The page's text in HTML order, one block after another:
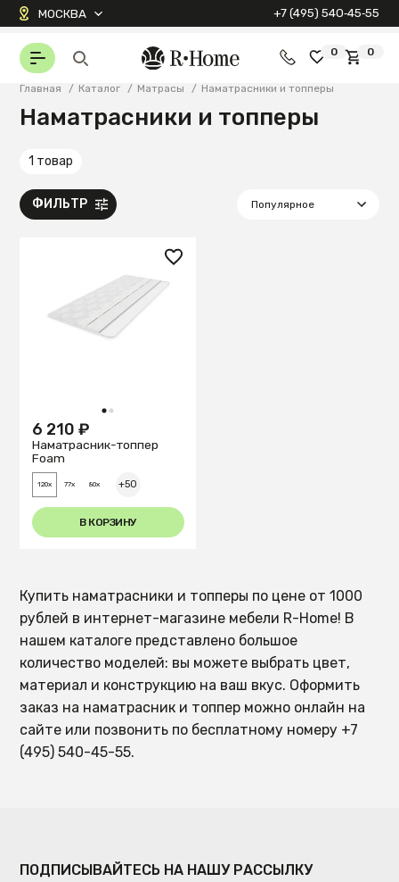
МОСКВА +7 (495) 540‑45‑55
0 0
Главная / Каталог / Матрасы / Наматрасники и топперы
Наматрасники и топперы
1 товар
ФИЛЬТР
1 2
6 210 ₽
Наматрасник-топпер
Foam
120x 77x 80x +50
В КОРЗИНУ
Купить наматрасники и топперы по цене от 1000
рублей в интернет-магазине мебели R-Home! В
нашем каталоге представлено большое
количество моделей: вы можете выбрать цвет,
материал и конструкцию на ваш вкус. Оформить
заказ на наматрасник и топпер можно онлайн на
сайте или позвонить по бесплатному номеру +7
(495) 540-45-55.
ПОДПИСЫВАЙТЕСЬ НА НАШУ РАССЫЛКУ